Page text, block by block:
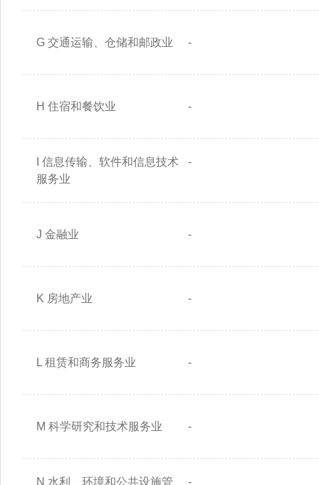
G 交通运输、仓储和邮政业 -
H 住宿和餐饮业 -
I 信息传输、软件和信息技术
服务业
-
J 金融业 -
K 房地产业 -
L 租赁和商务服务业 -
M 科学研究和技术服务业 -
N 水利、环境和公共设施管 -